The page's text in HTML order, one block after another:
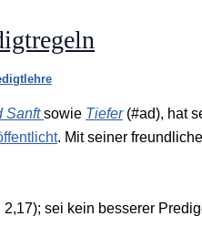
Sanft sowie Tiefer(#ad), hat
. Mit seiner
sei kein besserer